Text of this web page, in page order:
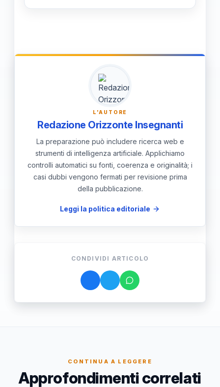
Gli studenti sviluppano competenze
valutazione di dati e situazioni,
applicabili in una varietà di settori.
L'AUTORE
Redazione Orizzonte Insegnanti
La preparazione può includere ricerca web e
strumenti di intelligenza artificiale. Applichiamo
controlli automatici su fonti, coerenza e originalità; i
casi dubbi vengono fermati per revisione prima
della pubblicazione.
Leggi la politica editoriale
CONDIVIDI ARTICOLO
CONTINUA A LEGGERE
Approfondimenti correlati